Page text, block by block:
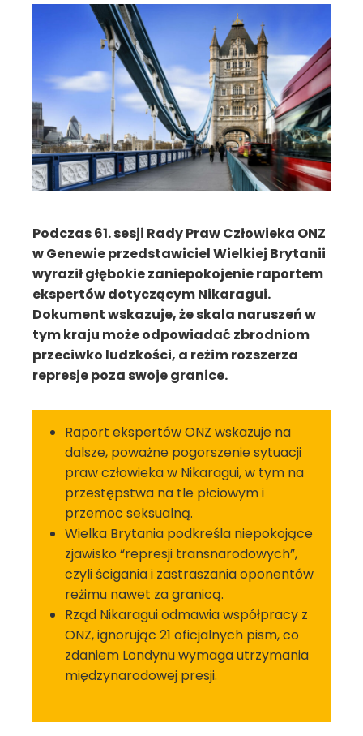
Podczas 61. sesji Rady Praw Człowieka ONZ
w Genewie przedstawiciel Wielkiej Brytanii
wyraził głębokie zaniepokojenie raportem
ekspertów dotyczącym Nikaragui.
Dokument wskazuje, że skala naruszeń w
tym kraju może odpowiadać zbrodniom
przeciwko ludzkości, a reżim rozszerza
represje poza swoje granice.
Raport ekspertów ONZ wskazuje na
dalsze, poważne pogorszenie sytuacji
praw człowieka w Nikaragui, w tym na
przestępstwa na tle płciowym i
przemoc seksualną.
Wielka Brytania podkreśla niepokojące
zjawisko “represji transnarodowych”,
czyli ścigania i zastraszania oponentów
reżimu nawet za granicą.
Rząd Nikaragui odmawia współpracy z
ONZ, ignorując 21 oficjalnych pism, co
zdaniem Londynu wymaga utrzymania
międzynarodowej presji.